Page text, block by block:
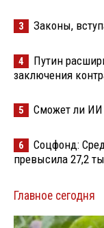
3 Законы,
4
Путин
заключения
5 Сможет ли ИИ
6
Соцфонд:
превысила 27,2
Главное сегодня